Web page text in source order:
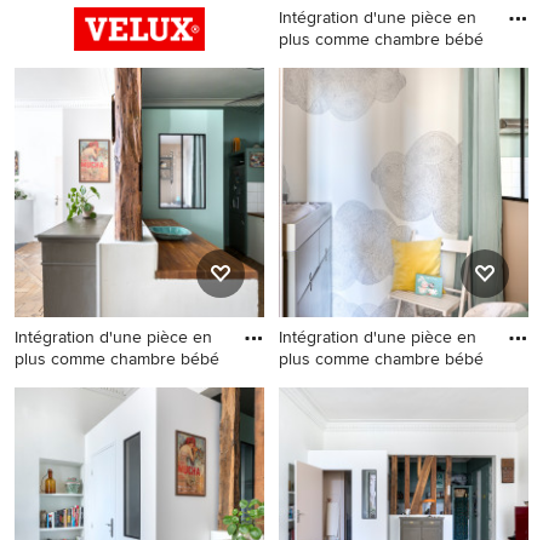
Intégration d'une pièce en
plus comme chambre bébé
Idées déco pour une petite
chambre neutre
contemporaine avec un mur
beige, moquette et un sol
beige.
Intégration d'une pièce en
plus comme chambre bébé
Idées déco pour une petite
chambre d'enfant
contemporaine.
Intégration d'une pièce en
plus comme chambre bébé
Cette image montre une
petite chambre d'enfant
design.